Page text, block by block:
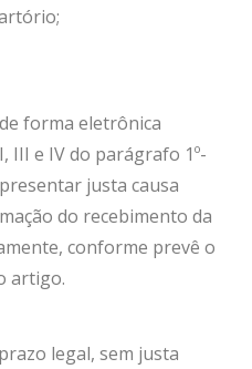
forma eletrônica
III e IV do parágrafo 1º-
justa causa
do recebimento da
conforme prevê o
artigo.
legal, sem justa